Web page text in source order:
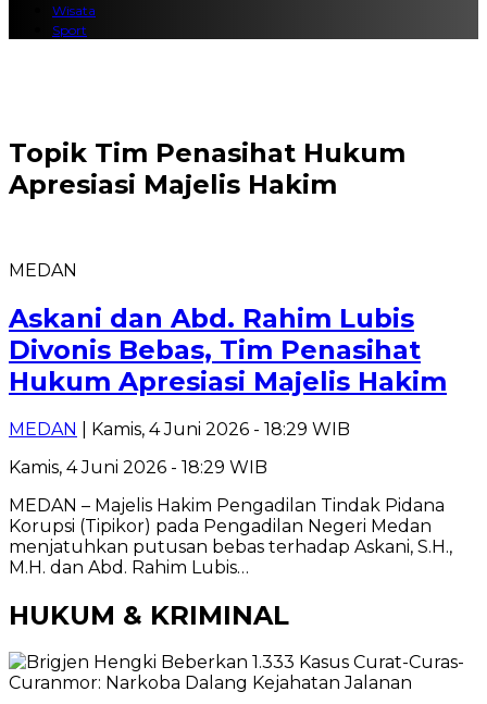
Wisata
Sport
Topik Tim Penasihat Hukum
Apresiasi Majelis Hakim
MEDAN
Askani dan Abd. Rahim Lubis
Divonis Bebas, Tim Penasihat
Hukum Apresiasi Majelis Hakim
MEDAN
| Kamis, 4 Juni 2026 - 18:29 WIB
Kamis, 4 Juni 2026 - 18:29 WIB
MEDAN – Majelis Hakim Pengadilan Tindak Pidana
Korupsi (Tipikor) pada Pengadilan Negeri Medan
menjatuhkan putusan bebas terhadap Askani, S.H.,
M.H. dan Abd. Rahim Lubis…
HUKUM & KRIMINAL